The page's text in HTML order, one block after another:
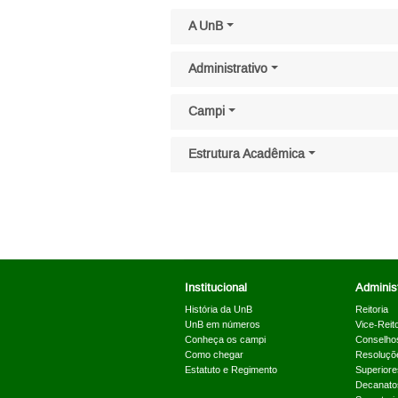
A UnB
Administrativo
Campi
Estrutura Acadêmica
Institucional
História da UnB
UnB em números
Conheça os campi
Como chegar
Estatuto e Regimento
Reitoria
Vice-